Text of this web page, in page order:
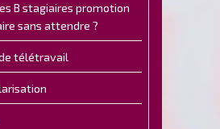
B stagiaires promotion
sans attendre ?
télétravail